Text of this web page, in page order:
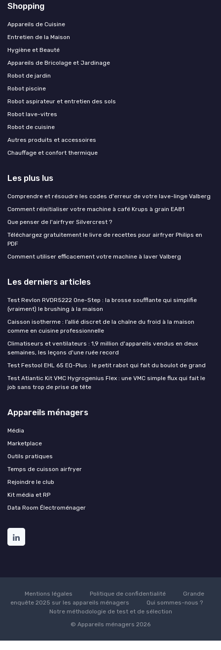
Shopping
Appareils de Cuisine
Entretien de la Maison
Hygiène et Beauté
Appareils de Bricolage et Jardinage
Robot de jardin
Robot piscine
Robot aspirateur et entretien des sols
Robot lave-vitres
Robot de cuisine
Autres produits et accessoires
Chauffage et confort thermique
Les plus lus
Comprendre et résoudre les codes d'erreur de votre lave-linge Valberg
Comment réinitialiser votre machine à café Krups à grain EA81
Que penser de l'airfryer Silvercrest ?
Téléchargez gratuitement le livre de recettes pour airfryer Philips en
PDF
Comment utiliser efficacement votre machine à laver Valberg
Les derniers articles
Test Revlon RVDR5222 One-Step : la brosse soufflante qui simplifie
(vraiment) le brushing à la maison
Caisson isotherme : l’allié discret de la chaîne du froid à la maison
comme en cuisine professionnelle
Climatiseurs et ventilateurs : 1,9 million d'appareils vendus en deux
semaines, les leçons d'une ruée record
Test Festool EHL 65 EQ-Plus : le petit rabot qui fait du boulot de grand
Test Atlantic Kit VMC Hygrogenius Flex : une VMC simple flux qui fait le
job sans trop de prise de tête
Appareils ménagers
Média
Marketplace
Outils pratiques
Temps de cuisson airfryer
Rejoindre le club
Kit média et RP
Data Room Électroménager
Mentions légales Politique de confidentialité
Grande
enquête 2025 sur les appareils ménagers
Qui sommes-nous ?
Notre méthodologie de test et de sélection
© Appareils ménagers 2026